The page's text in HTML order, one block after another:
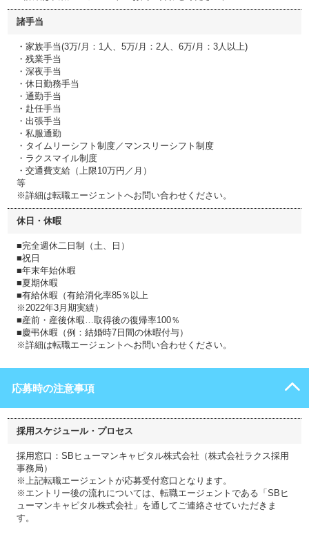
諸手当
・家族手当(3万/月：1人、5万/月：2人、6万/月：3人以上)
・残業手当
・深夜手当
・休日勤務手当
・通勤手当
・赴任手当
・出張手当
・私服通勤
・タイムリーシフト制度／マンスリーシフト制度
・ラクスマイル制度
・交通費支給（上限10万円／月）
等
※詳細は転職エージェントへお問い合わせください。
休日・休暇
■完全週休二日制（土、日）
■祝日
■年末年始休暇
■夏期休暇
■有給休暇（有給消化率85％以上
※2022年3月期実績）
■産前・産後休暇…取得後の復帰率100％
■慶弔休暇（例：結婚時7日間の休暇付与）
※詳細は転職エージェントへお問い合わせください。
応募時の注意事項
採用スケジュール・プロセス
採用窓口：SBヒューマンキャピタル株式会社（株式会社ラクス採用
事務局）
※上記転職エージェントが応募受付窓口となります。
※エントリー後の流れについては、転職エージェントである「SBヒ
ューマンキャピタル株式会社」を通してご連絡させていただきま
す。